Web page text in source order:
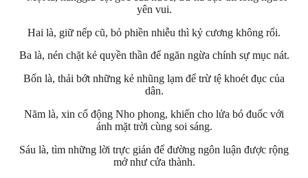
yên vui.
Hai là, giữ nếp cũ, bỏ phiền nhiễu thì kỷ cương không rối.
Ba là, nén chặt kẻ quyền thần để ngăn ngừa chính sự mục nát.
Bốn là, thải bớt những kẻ nhũng lạm để trừ tệ khoét đục của
dân.
Năm là, xin cổ động Nho phong, khiến cho lửa bó đuốc với
ánh mặt trời cùng soi sáng.
Sáu là, tìm những lời trực gián để đường ngôn luận được rộng
mở như cửa thành.